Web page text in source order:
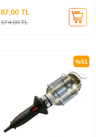
174,00TL
87,00 TL
%51